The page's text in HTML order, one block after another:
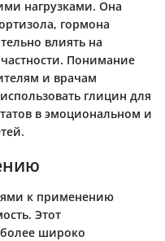
нагрузками. Она
гормона
влиять на
Понимание
и врачам
глицин для
в эмоциональном и
к применению
Этот
широко